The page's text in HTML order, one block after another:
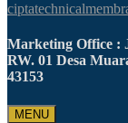
Marketing Office :
RW. 01 Desa
43153
MENU